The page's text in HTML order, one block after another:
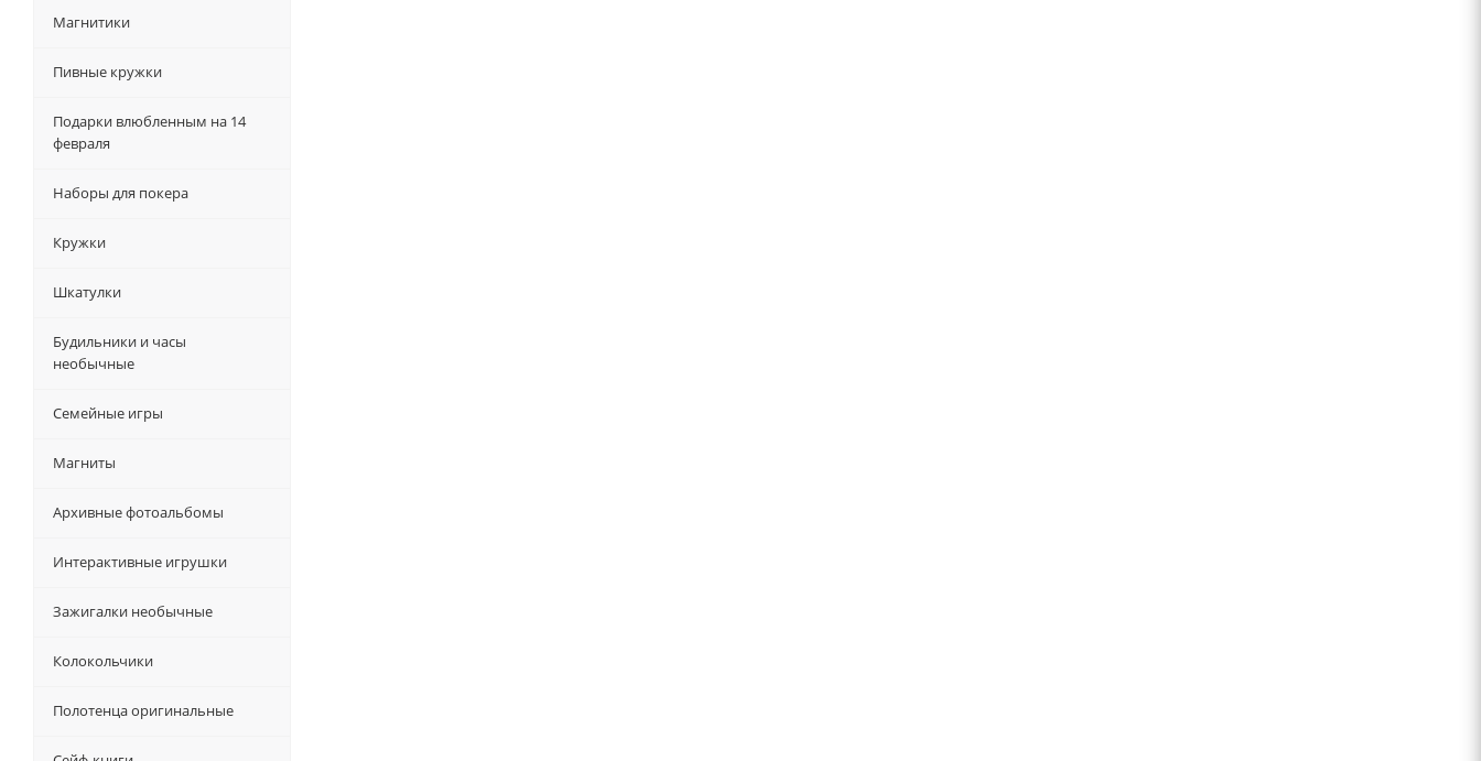
Магнитики
Пивные кружки
Подарки влюбленным на 14
февраля
Наборы для покера
Кружки
Шкатулки
Будильники и часы
необычные
Семейные игры
Магниты
Архивные фотоальбомы
Интерактивные игрушки
Зажигалки необычные
Колокольчики
Полотенца оригинальные